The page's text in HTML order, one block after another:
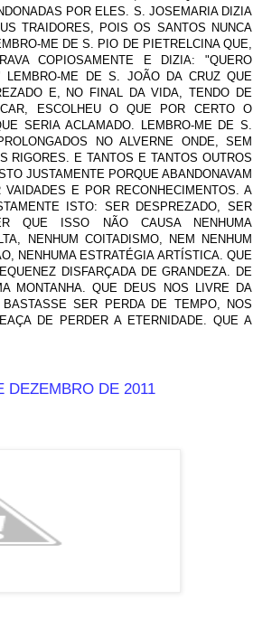
POR ELES. S. JOSEMARIA DIZIA
TRAIDORES, POIS OS SANTOS NUNCA
ME DE S. PIO DE PIETRELCINA QUE,
COPIOSAMENTE E DIZIA: "QUERO
ME DE S. JOÃO DA CRUZ QUE
E, NO FINAL DA VIDA, TENDO DE
ESCOLHEU O QUE POR CERTO O
SERIA ACLAMADO. LEMBRO-ME DE S.
NO ALVERNE ONDE, SEM
RIGORES. E TANTOS E TANTOS OUTROS
JUSTAMENTE PORQUE ABANDONAVAM
E POR RECONHECIMENTOS. A
ISTO: SER DESPREZADO, SER
QUE ISSO NÃO CAUSA NENHUMA
NENHUM COITADISMO, NEM NENHUM
NENHUMA ESTRATÉGIA ARTÍSTICA. QUE
DISFARÇADA DE GRANDEZA. DE
MONTANHA. QUE DEUS NOS LIVRE DA
SER PERDA DE TEMPO, NOS
DE PERDER A ETERNIDADE. QUE A
DEZEMBRO DE 2011